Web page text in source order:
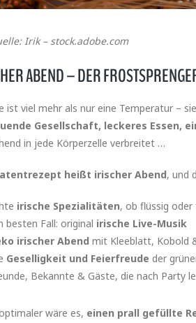
Irik – stock.adobe.com
ABEND – DER
ist viel mehr als nur eine Temperatur –
Gesellschaft, leckeres Essen,
in jede Körperzelle verbreitet …
heißt irischer Abend, und
irische Spezialitäten, ob flüssig
besten Fall: original irische Live-Musik
irischer Abend mit Kleeblatt, Kobold
Geselligkeit und Feierfreude der
Bekannte & Gäste, die nach Party
wäre es, einen prall gefüllte